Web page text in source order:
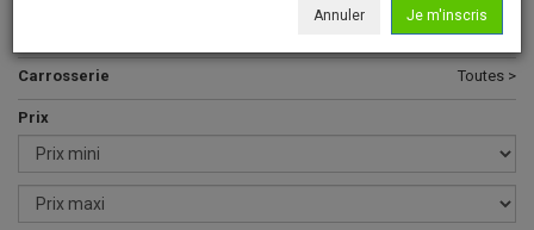
Tous >
Carrosserie Toutes >
Prix
Annuler Je m'inscris